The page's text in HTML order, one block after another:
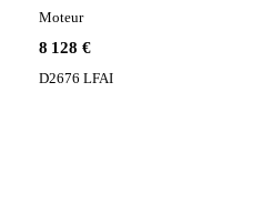
8 128 €
Moteur
D2676 LFAI